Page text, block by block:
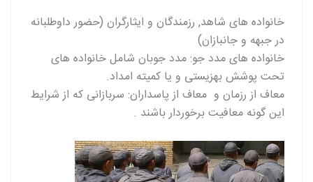
خانواده های شاهد, رزمندگان و ایثارگران (حضور داوطلبانه
در جبهه و جانبازان)
خانواده های مدد جو: مدد جوبان شامل خانواده های
تحت پوشش بهزیستی و یا کمیته امداد.
معاف از رزمان و معاف از پاسداران: سربازانی که از شرایط
این گونه معافیت برخوردار باشند .